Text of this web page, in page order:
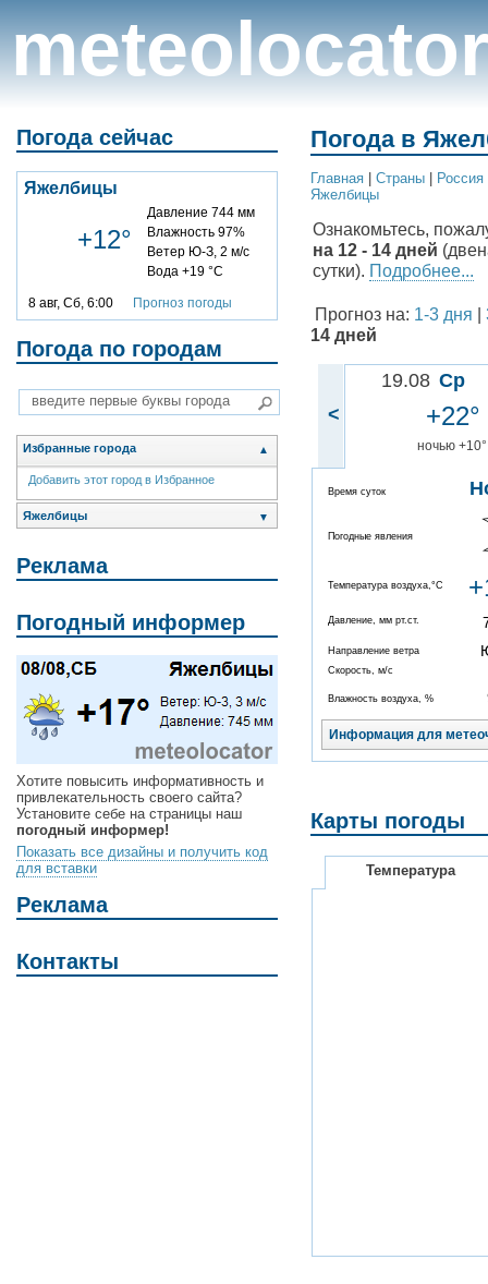
meteolocator
Погода сейчас
Яжелбицы
+12°
Давление 744 мм
Влажность 97%
Ветер Ю-З, 2 м/с
Вода +19 °C
8 авг, Сб, 6:00 Прогноз погоды
Погода по городам
Избранные города ▲
Добавить этот город в Избранное
Яжелбицы ▼
Реклама
Погодный информер
Хотите повысить информативность и
привлекательность своего сайта?
Установите себе на страницы наш
погодный информер!
Показать все дизайны и получить код
для вставки
Реклама
Контакты
Погода в
Главная Cтраны Россия
Яжелбицы
Ознакомьтесь,
на 12 - 14 дней
сутки). Подробнее...
Прогноз на: 1-3 дня
14 дней
<
19.08 Ср
+22°
ночью +10°
Время суток
Погодные явления
Температура воздуха,°C
Давление, мм рт.ст.
Направление ветра
Скорость, м/с
Влажность воздуха, %
Информация для
Карты погоды
Температура